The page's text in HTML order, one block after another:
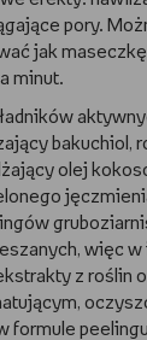
pory.
jak
minut.
bakuchiol,
olej
więc w
z roślin o
formule